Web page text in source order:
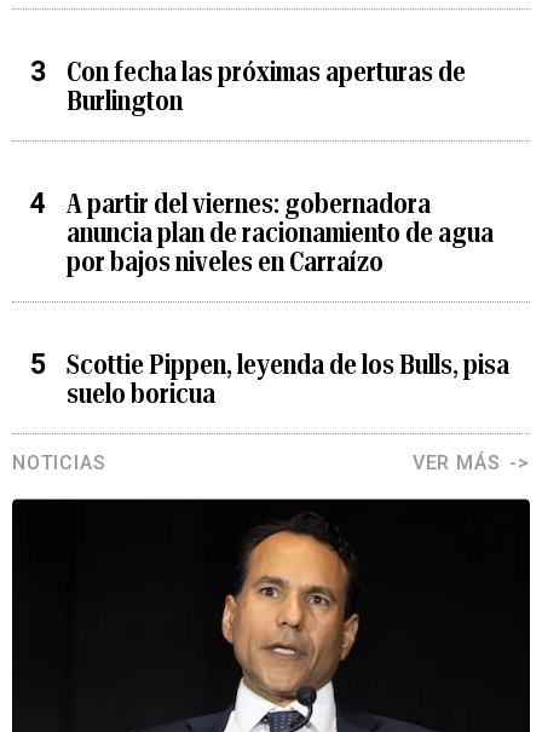
Con fecha las próximas aperturas de
Burlington
A partir del viernes: gobernadora
anuncia plan de racionamiento de agua
por bajos niveles en Carraízo
Scottie Pippen, leyenda de los Bulls, pisa
suelo boricua
NOTICIAS VER MÁS